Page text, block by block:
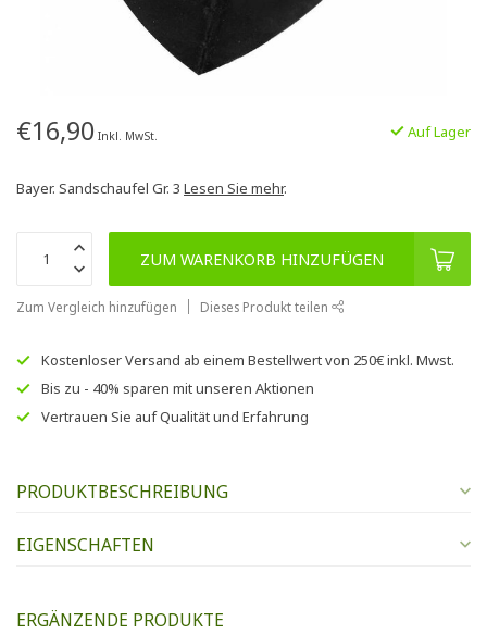
€16,90 Inkl. MwSt. Auf Lager
Bayer. Sandschaufel Gr. 3 Lesen Sie mehr.
ZUM WARENKORB HINZUFÜGEN
Zum Vergleich hinzufügen Dieses Produkt teilen
Kostenloser Versand ab einem Bestellwert von 250€inkl. Mwst.
Bis zu - 40% sparen mit unseren Aktionen
Vertrauen Sie aufQualität und Erfahrung
PRODUKTBESCHREIBUNG
EIGENSCHAFTEN
ERGÄNZENDE PRODUKTE